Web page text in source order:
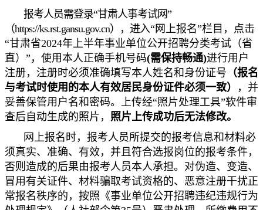
报考人员需登录“甘肃人事考试网”
（https://ks.rst.gansu.gov.cn），进入“网上报名”栏目，点击
“甘肃省2024年上半年事业单位公开招聘分类考试（省
直）”，使用本人正确手机号码(需保持畅通)进行用户
注册，注册时必须准确填写本人姓名和身份证号 （报名
与考试时使用的本人有效居民身份证件必须一致）
，并
妥善保管用户名和密码。上传经“照片处理工具”软件审
查后自动生成的照片， 照片上传成功后无法修改。
网上报名时，报考人员所提交的报考信息和材料必
须真实、准确、有效，并且符合选报岗位的报考条件，
否则造成的后果由报考人员本人承担。对伪造、变造、
冒用有关证件、材料骗取考试资格的、恶意注册干扰正
常报名秩序的，按照《事业单位公开招聘违纪违规行为